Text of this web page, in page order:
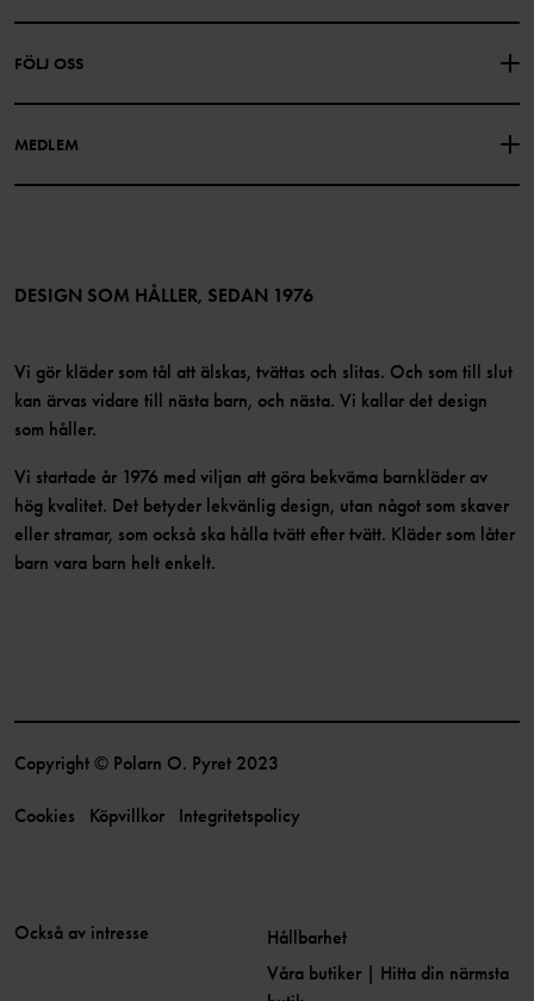
PRESENTKORTSALDO KÖPVILLKOR
INTEGRITETSPOLICY
FÖLJ OSS
MEDLEM
Bli medlem
DESIGN SOM HÅLLER, SEDAN 1976
Vi gör kläder som tål att älskas, tvättas och slitas. Och som till slut
kan ärvas vidare till nästa barn, och nästa. Vi kallar det design
som håller.
Vi startade år 1976 med viljan att göra bekväma barnkläder av
hög kvalitet. Det betyder lekvänlig design, utan något som skaver
eller stramar, som också ska hålla tvätt efter tvätt. Kläder som låter
barn vara barn helt enkelt.
Copyright © Polarn O. Pyret 2023
Cookies Köpvillkor Integritetspolicy
Också av intresse
Hållbarhet
Våra butiker | Hitta din närmsta